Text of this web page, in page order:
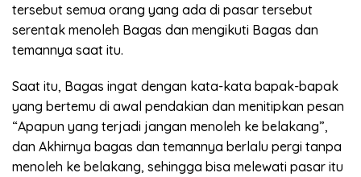
tersebut semua orang yang ada di pasar tersebut
serentak menoleh Bagas dan mengikuti Bagas dan
temannya saat itu.
Saat itu, Bagas ingat dengan kata-kata bapak-bapak
yang bertemu di awal pendakian dan menitipkan pesan
“Apapun yang terjadi jangan menoleh ke belakang”,
dan Akhirnya bagas dan temannya berlalu pergi tanpa
menoleh ke belakang, sehingga bisa melewati pasar itu